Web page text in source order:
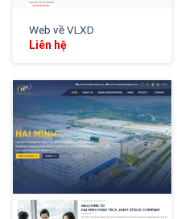
Web về VLXD
Liên hệ